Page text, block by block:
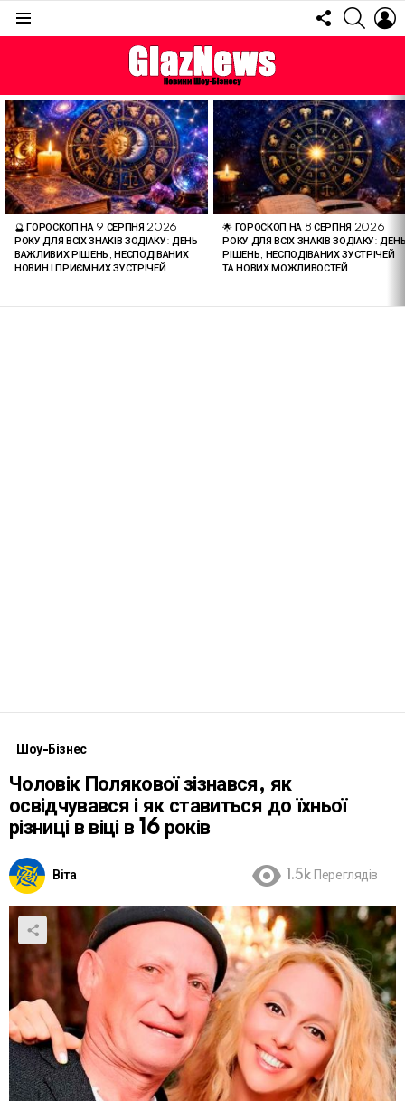
FOLLOW
US
ОСТАННІ
СТАТТІ
🔮 ГОРОСКОП НА 9 СЕРПНЯ 2026
РОКУ ДЛЯ ВСІХ ЗНАКІВ ЗОДІАКУ: ДЕНЬ
ВАЖЛИВИХ РІШЕНЬ, НЕСПОДІВАНИХ
НОВИН І ПРИЄМНИХ ЗУСТРІЧЕЙ
🌟 ГОРОСКОП НА 8 СЕРПНЯ 2026
РОКУ ДЛЯ ВСІХ ЗНАКІВ ЗОДІАКУ:
РІШЕНЬ, НЕСПОДІВАНИХ ЗУСТРІЧЕЙ
ТА НОВИХ МОЖЛИВОСТЕЙ
Шоу-Бізнес
Чоловік Полякової зізнався, як
освідчувався і як ставиться до їхньої
різниці в віці в 16 років
Віта 1.5k Переглядів